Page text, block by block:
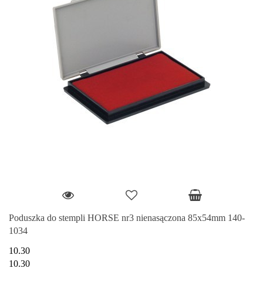
Poduszka do stempli HORSE nr3 nienasączona 85x54mm 140-
1034
10.30
10.30